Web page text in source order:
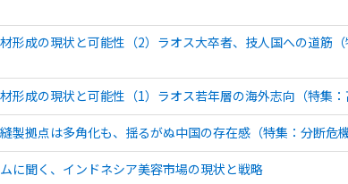
形成の現状と可能性（2）ラオス大卒者、技人国への道筋
形成の現状と可能性（1）ラオス若年層の海外志向（特集
製拠点は多角化も、揺るがぬ中国の存在感（特集：分断危
に聞く、インドネシア美容市場の現状と戦略